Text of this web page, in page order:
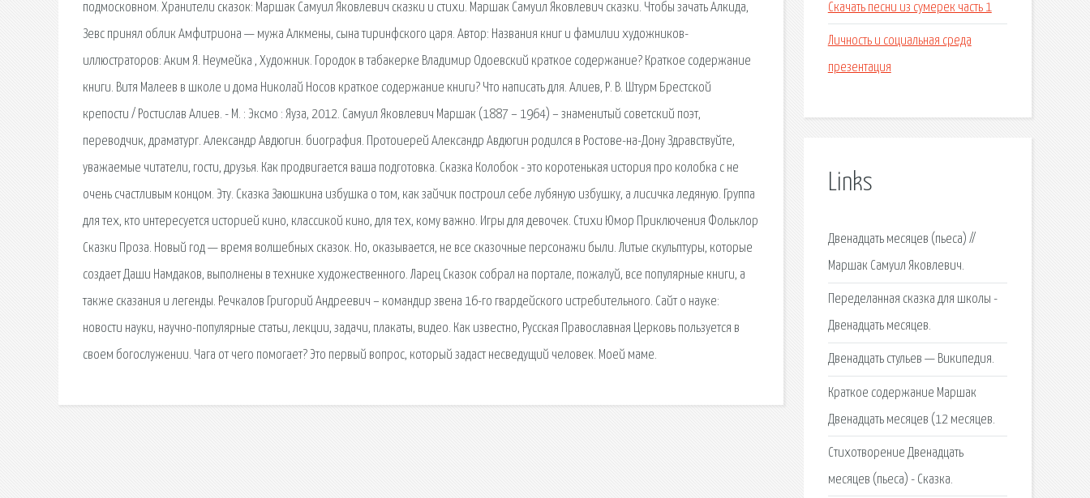
подмосковном. Хранители сказок: Маршак Самуил Яковлевич сказки и стихи. Маршак Самуил Яковлевич сказки. Чтобы зачать Алкида,
Зевс принял облик Амфитриона — мужа Алкмены, сына тиринфского царя. Автор: Названия книг и фамилии художников-
иллюстраторов: Аким Я. Неумейка , Художник. Городок в табакерке Владимир Одоевский краткое содержание? Краткое содержание
книги. Витя Малеев в школе и дома Николай Носов краткое содержание книги? Что написать для. Алиев, Р. В. Штурм Брестской
крепости / Ростислав Алиев. - М. : Эксмо : Яуза, 2012. Самуил Яковлевич Маршак (1887 – 1964) – знаменитый советский поэт,
переводчик, драматург. Александр Авдюгин. биография. Протоиерей Александр Авдюгин родился в Ростове-на-Дону Здравствуйте,
уважаемые читатели, гости, друзья. Как продвигается ваша подготовка. Сказка Колобок - это коротенькая история про колобка с не
очень счастливым концом. Эту. Сказка Заюшкина избушка о том, как зайчик построил себе лубяную избушку, а лисичка ледяную. Группа
для тех, кто интересуется историей кино, классикой кино, для тех, кому важно. Игры для девочек. Стихи Юмор Приключения Фольклор
Сказки Проза. Новый год — время волшебных сказок. Но, оказывается, не все сказочные персонажи были. Литые скульптуры, которые
создает Даши Намдаков, выполнены в технике художественного. Ларец Сказок собрал на портале, пожалуй, все популярные книги, а
также сказания и легенды. Речкалов Григорий Андреевич – командир звена 16-го гвардейского истребительного. Сайт о науке:
новости науки, научно-популярные статьи, лекции, задачи, плакаты, видео. Как известно, Русская Православная Церковь пользуется в
своем богослужении. Чага от чего помогает? Это первый вопрос, который задаст несведущий человек. Моей маме.
Скачать песни из сумерек часть 1
Личность и социальная среда
презентация
Links
Двенадцать месяцев (пьеса) //
Маршак Самуил Яковлевич.
Переделанная сказка для школы -
Двенадцать месяцев.
Двенадцать стульев — Википедия.
Краткое содержание Маршак
Двенадцать месяцев (12 месяцев.
Стихотворение Двенадцать
месяцев (пьеса) - Сказка.